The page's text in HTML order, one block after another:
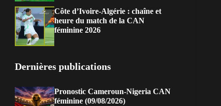
Côte d’Ivoire-Algérie : chaîne et
heure du match de la CAN
féminine 2026
Dernières publications
Pronostic Cameroun-Nigeria CAN
féminine (09/08/2026)